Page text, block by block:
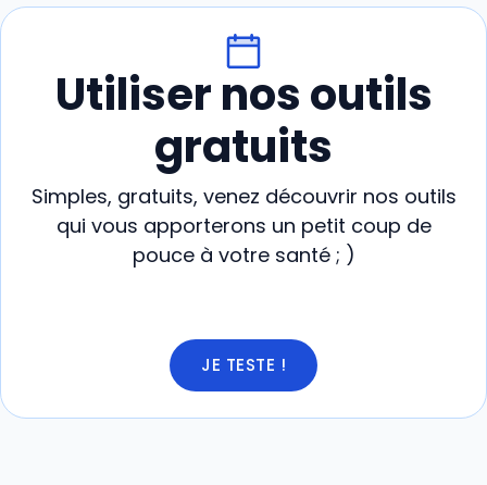
Utiliser nos outils
gratuits
Simples, gratuits, venez découvrir nos outils
qui vous apporterons un petit coup de
pouce à votre santé ; )
JE TESTE !